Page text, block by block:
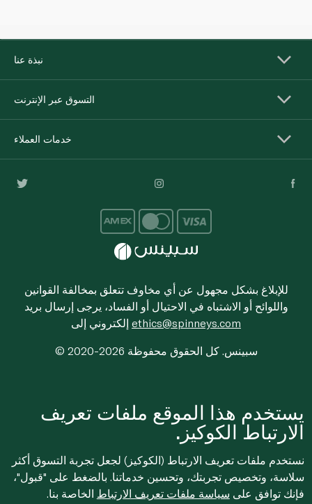
نبذة عنا
التسوق عبر الإنترنت
خدمات العملاء
للإبلاغ بشكل مجهول عن أي مخاوف تتعلق بمخالفة القوانين
واللوائح أو الاشتباه في الاحتيال أو الفساد، يرجى إرسال بريد
ethics@spinneys.com
© 2020-2026 سبينس. كل الحقوق محفوظة
يستخدم هذا الموقع ملفات تعريف
الارتباط الكوكيز.
نستخدم ملفات تعريف الارتباط (الكوكيز) لجعل تجربة التسوق أكثر
سلاسة، وتخصيص تجربتك، وتحسين خدماتنا. بالضغط على "قبول"،
فإنك توافق على سياسة ملفات تعريف الارتباط الخاصة بنا.